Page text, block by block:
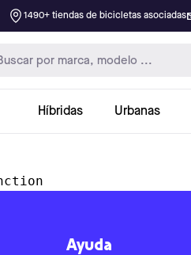
1490+ tiendas de bicicletas asociadas
Híbridas Urbanas
Ayuda